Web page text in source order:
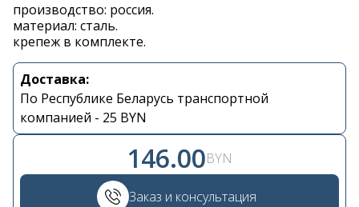
производство: россия.
материал: сталь.
крепеж в комплекте.
Доставка:
По Республике Беларусь транспортной
компанией - 25 BYN
146.00BYN
Заказ и консультация
Контакты